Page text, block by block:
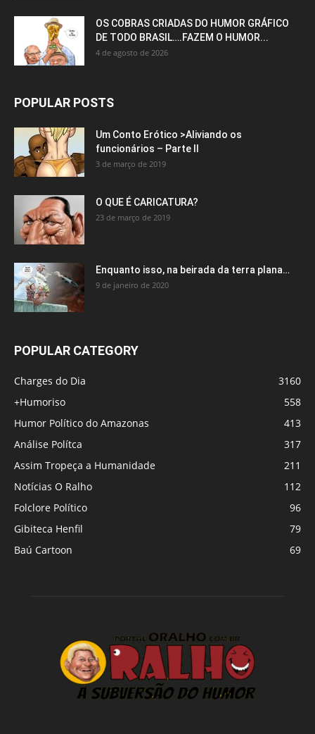
OS COBRAS CRIADAS DO HUMOR GRÁFICO
DE TODO BRASIL….FAZEM O HUMOR...
4 de agosto de 2026
POPULAR POSTS
Um Conto Erótico >Aliviando os
funcionários – Parte II
3 de março de 2019
O QUE É CARICATURA?
23 de março de 2019
Enquanto isso, na beirada da terra plana…
9 de janeiro de 2020
POPULAR CATEGORY
Charges do Dia
3160
+Humoriso
558
Humor Político do Amazonas
413
Análise Polítca
317
Assim Tropeça a Humanidade
211
Notícias O Ralho
112
Folclore Político
96
Gibiteca Henfil
79
Baú Cartoon
69